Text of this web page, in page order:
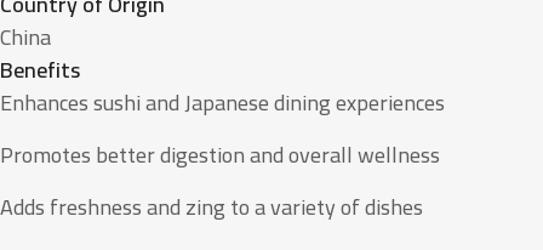
China
Benefits
Enhances sushi and Japanese dining experiences
Promotes better digestion and overall wellness
Adds freshness and zing to a variety of dishes